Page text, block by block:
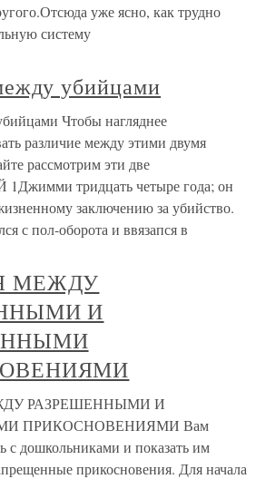
уже ясно, как трудно
систему
убийцами
Чтобы нагляднее
различие между этими двумя
рассмотрим эти две
тридцать четыре года; он
заключению за убийство.
с пол-оборота и ввязапся в
МЕЖДУ
И
РАЗРЕШЕННЫМИ И
ПРИКОСНОВЕНИЯМИ Вам
с дошкольниками и показать им
прикосновения. Для начала